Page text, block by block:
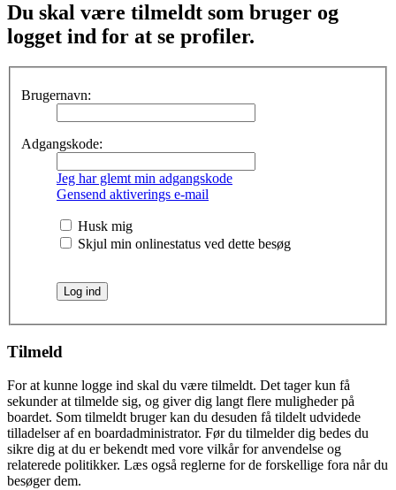
Du skal være tilmeldt som bruger og
logget ind for at se profiler.
Brugernavn:
Adgangskode:
Jeg har glemt min adgangskode
Gensend aktiverings e-mail
Husk mig
Skjul min onlinestatus ved dette besøg
Tilmeld
For at kunne logge ind skal du være tilmeldt. Det tager kun få
sekunder at tilmelde sig, og giver dig langt flere muligheder på
boardet. Som tilmeldt bruger kan du desuden få tildelt udvidede
tilladelser af en boardadministrator. Før du tilmelder dig bedes du
sikre dig at du er bekendt med vore vilkår for anvendelse og
relaterede politikker. Læs også reglerne for de forskellige fora når du
besøger dem.